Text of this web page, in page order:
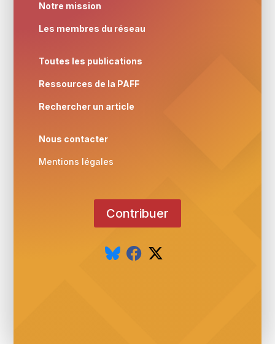
Notre mission
Les membres du réseau
Toutes les publications
Ressources de la PAFF
Rechercher un article
Nous contacter
Mentions légales
Contribuer